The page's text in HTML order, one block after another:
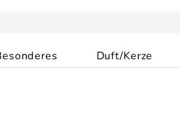
Duft/Kerze